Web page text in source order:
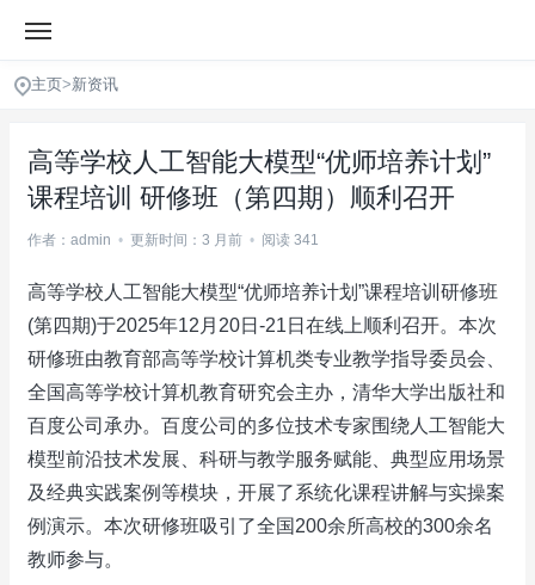
主页>新资讯
高等学校人工智能大模型“优师培养计划”
课程培训 研修班（第四期）顺利召开
作者：admin • 更新时间：3 月前 • 阅读 341
高等学校人工智能大模型“优师培养计划”课程培训研修班
(第四期)于2025年12月20日-21日在线上顺利召开。本次
研修班由教育部高等学校计算机类专业教学指导委员会、
全国高等学校计算机教育研究会主办，清华大学出版社和
百度公司承办。百度公司的多位技术专家围绕人工智能大
模型前沿技术发展、科研与教学服务赋能、典型应用场景
及经典实践案例等模块，开展了系统化课程讲解与实操案
例演示。本次研修班吸引了全国200余所高校的300余名
教师参与。